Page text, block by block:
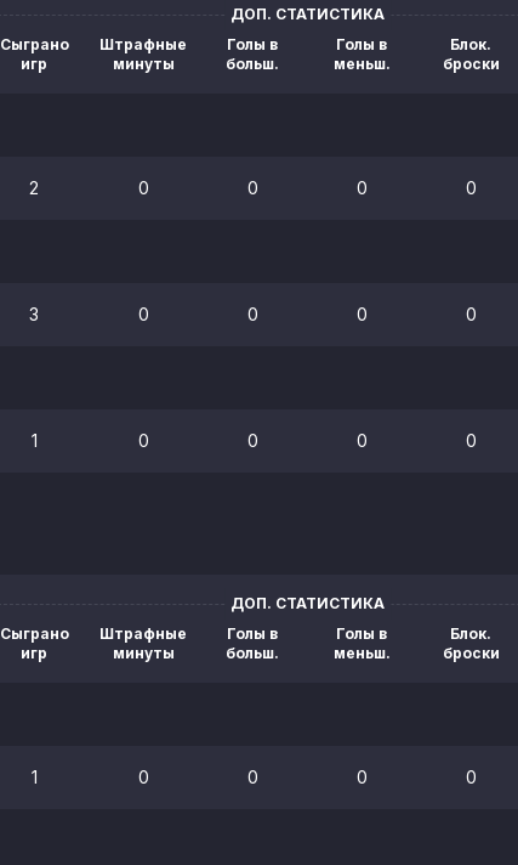
ДОП. СТАТИСТИКА
Сыграно
игр
Штрафные
минуты
Голы в
больш.
Голы в
меньш.
Блок.
броски
2 0 0 0 0
3 0 0 0 0
1 0 0 0 0
ДОП. СТАТИСТИКА
Сыграно
игр
Штрафные
минуты
Голы в
больш.
Голы в
меньш.
Блок.
броски
1 0 0 0 0